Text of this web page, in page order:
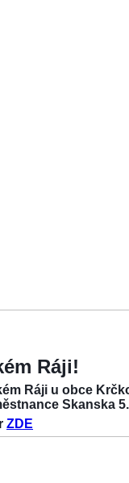
Ráji!
Ráji u obce
Skanska
ZDE